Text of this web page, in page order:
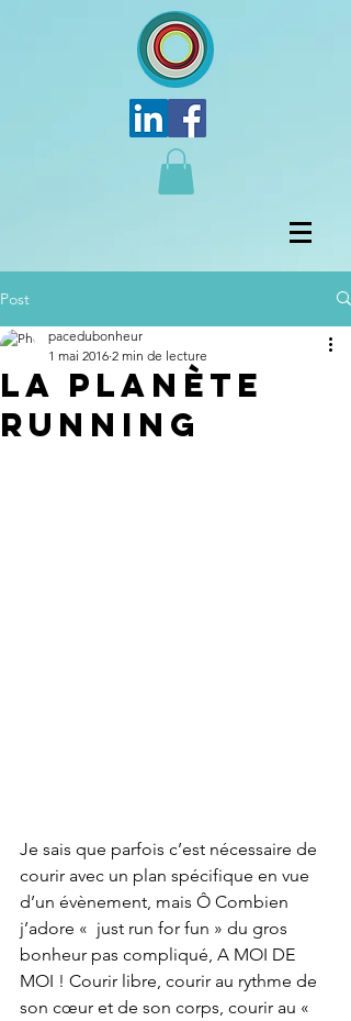
Post
La planète
Running
pacedubonheur
1 mai 2016 2 min de lecture
Je sais que parfois c’est nécessaire de
courir avec un plan spécifique en vue
d’un évènement, mais Ô Combien
j’adore «  just run for fun » du gros
bonheur pas compliqué, A MOI DE
MOI ! Courir libre, courir au rythme de
son cœur et de son corps, courir au «